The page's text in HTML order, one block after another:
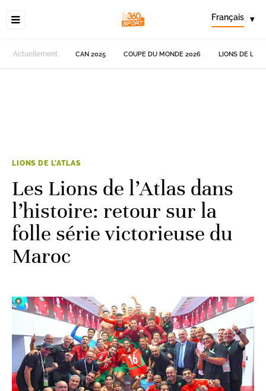
Français ▾
Actuellement CAN 2025 COUPE DU MONDE 2026 LIONS DE
LIONS DE L'ATLAS
Les Lions de l’Atlas dans
l’histoire: retour sur la
folle série victorieuse du
Maroc